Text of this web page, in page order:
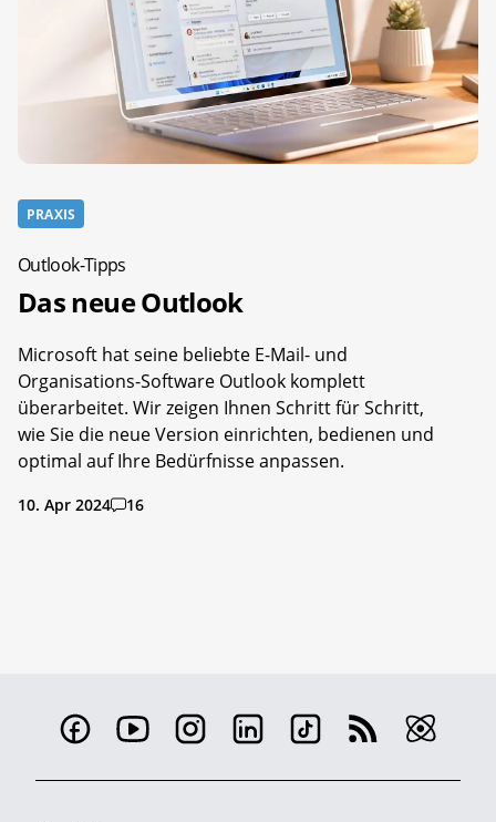
PRAXIS
Outlook-Tipps
Das neue Outlook
Microsoft hat seine beliebte E-Mail- und
Organisations-Software Outlook komplett
überarbeitet. Wir zeigen Ihnen Schritt für Schritt,
wie Sie die neue Version einrichten, bedienen und
optimal auf Ihre Bedürfnisse anpassen.
10. Apr 2024 16